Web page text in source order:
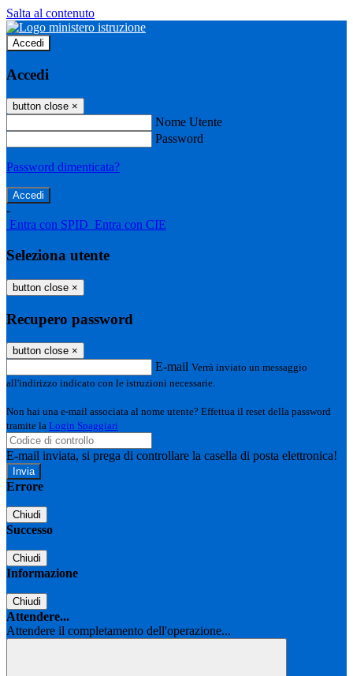
Salta al contenuto
Accedi
Accedi
button close ×
Nome Utente
Password
Password dimenticata?
-
Entra con SPID Entra con CIE
Seleziona utente
button close ×
Recupero password
button close ×
E-mail Verrà inviato un messaggio
all'indirizzo indicato con le istruzioni necessarie.
Non hai una e-mail associata al nome utente? Effettua il reset della password
tramite la Login Spaggiari
E-mail inviata, si prega di controllare la casella di posta elettronica!
Errore
Chiudi
Successo
Chiudi
Informazione
Chiudi
Attendere...
Attendere il completamento dell'operazione...